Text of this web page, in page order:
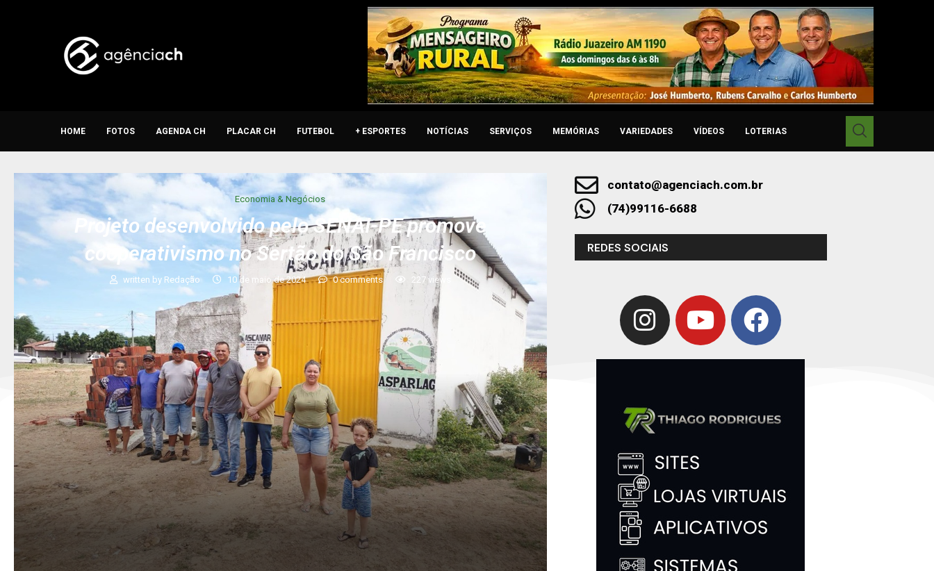
HOME FOTOS AGENDA CH PLACAR CH FUTEBOL + ESPORTES NOTÍCIAS SERVIÇOS MEMÓRIAS VARIEDADES VÍDEOS LOTERIAS
Economia & Negócios
Projeto desenvolvido pelo SENAI-PE promove
cooperativismo no Sertão do São Francisco
written by Redação 10 de maio de 2024 0 comments 227views
contato@agenciach.com.br
(74)99116-6688
REDES SOCIAIS